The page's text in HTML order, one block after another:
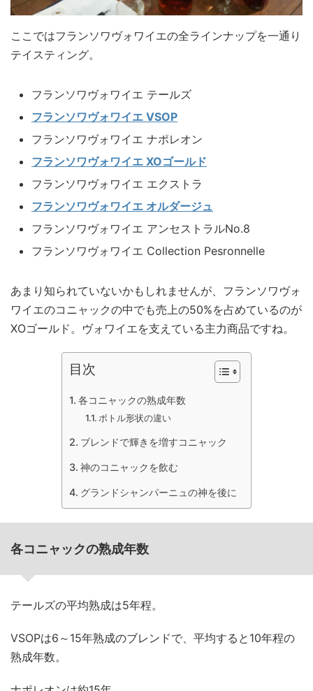
ここではフランソワヴォワイエの全ラインナップを一通り
テイスティング。
フランソワヴォワイエ テールズ
フランソワヴォワイエ VSOP
フランソワヴォワイエ ナポレオン
フランソワヴォワイエ XOゴールド
フランソワヴォワイエ エクストラ
フランソワヴォワイエ オルダージュ
フランソワヴォワイエ アンセストラルNo.8
フランソワヴォワイエ Collection Pesronnelle
あまり知られていないかもしれませんが、フランソワヴォ
ワイエのコニャックの中でも売上の50%を占めているのが
XOゴールド。ヴォワイエを支えている主力商品ですね。
目次
各コニャックの熟成年数
ボトル形状の違い
ブレンドで輝きを増すコニャック
神のコニャックを飲む
グランドシャンパーニュの神を後に
各コニャックの熟成年数
テールズの平均熟成は5年程。
VSOPは6～15年熟成のブレンドで、平均すると10年程の
熟成年数。